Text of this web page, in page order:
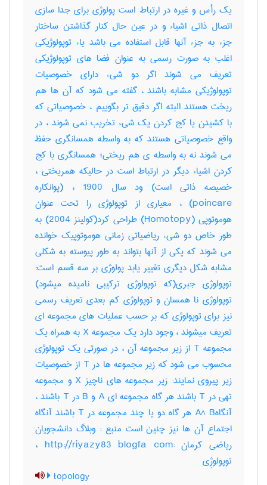
یک رأس و غیره در ارتباط است پولوژی برای جدا سازی
اتصال ذاتی اشیاء و در عین حال کنار گذاشتن ساختار
جزء به جزء آنها قابل استفاده می باشد یاء توپولوژیکی
اغلب به صورت رسمی به عنوان فضا های توپولوژیکی
تعریف می شوند اگر دو شیء دارای خصوصیات
توپولوژیکی مشابه باشند ، گفته می شود که آن ها هم
ریخت هستند البته اگر دقیق تر بگوییم ، خصوصیاتی که
با کشیدن یا کج کردن یک شیء تخریب نمی شوند ، در
واقع خصوصیاتی هستند که به واسطه همسانگری حفظ
می شوند نه به واسطه ی هم ریختی؛ همسانگری با کج
کردن اشیاء دیگر در ارتباط است در حالیکه همریختی ،
خصیصه ذاتی است) ود سال 1900 ، (پوانکاره
poincare) ، معیاری از توپولوژی را تحت عنوان
هوموتوپی (Homotopy) طراحی کرد(کولینز 2004) به
طور خاص دو شیء ریاضیاتی زمانی هوموتوپیک خوانده
می شوند که یکی از آنها بتواند به طور پیوسته به شکلی
مشابه شکل دیگری تغییر یابد پولوژی بر سه قسم است:
توپولوژی جبری(که توپولوژی ترکیبی نامیده میشود)
توپولوژی نا همسان و توپولوژی کم بعدی تعریف رسمی
نیز برای توپولوژی که بر حسب عملیات های مجموعه ای
تعریف میشوند ، وجود دارد یک مجموعه X به همراه یک
مجموعه T از زیر مجموعه آن ، در صورتی یک توپولوژی
محسوب می شود که زیر مجموعه ها در T از خصوصیات
زیر پیروی نمایند: زیر مجموعه های ناچیز X و مجموعه
تهی در T باشند هر گاه مجموعه ای A و B در T باشند ،
آنگاهA^ B هر گاه دو یا چند مجموعه در T باشند آنگاه
اجتماع آن ها نیز چنین است منبع : وبلاگ دانشجویان
ریاضی کرمان :http://riyazy83 blogfa com ،
توپولوژِی
topology